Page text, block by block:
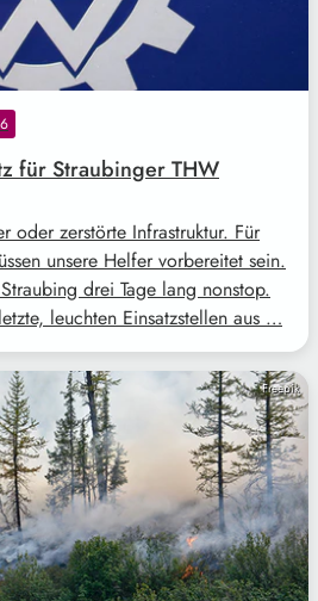
für Straubinger THW
oder zerstörte Infrastruktur. Für
unsere Helfer vorbereitet sein.
drei Tage lang nonstop.
leuchten Einsatzstellen aus …
Freepik